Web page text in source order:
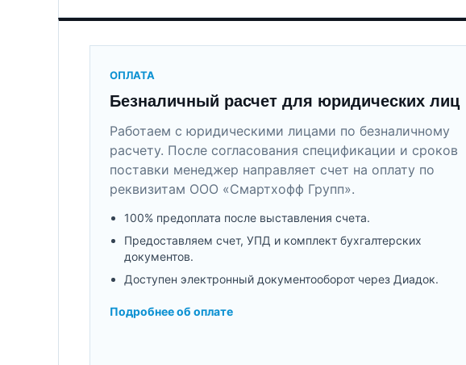
ОПЛАТА
Безналичный расчет для юридических лиц
Работаем с юридическими лицами по безналичному
расчету. После согласования спецификации и сроков
поставки менеджер направляет счет на оплату по
реквизитам ООО «Смартхофф Групп».
100% предоплата после выставления счета.
Предоставляем счет, УПД и комплект бухгалтерских
документов.
Доступен электронный документооборот через Диадок.
Подробнее об оплате